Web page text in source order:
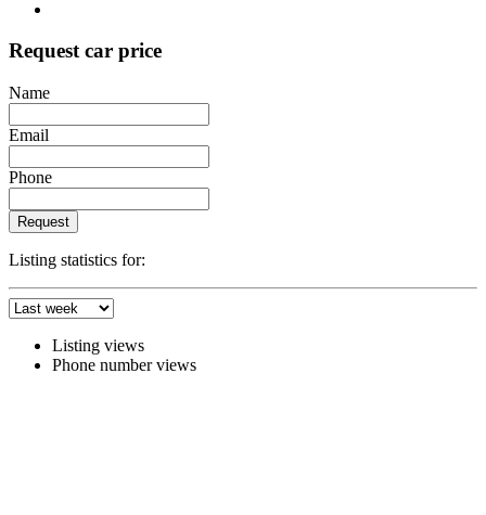
Request car price
Name
Email
Phone
Request
Listing statistics for:
Listing views
Phone number views